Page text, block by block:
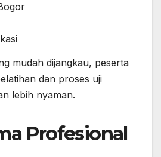
mudah dijangkau, peserta
dan proses uji
lebih nyaman.
Profesional